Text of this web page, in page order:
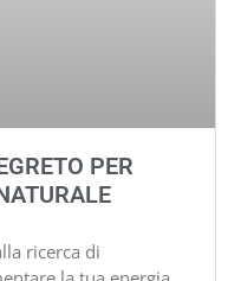
PER
ricerca di